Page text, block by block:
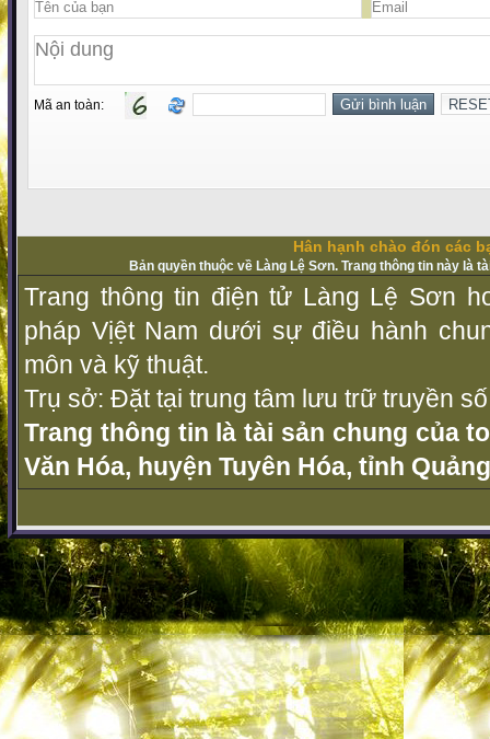
Mã an toàn:
Hân hạnh chào đón các
Bản quyền thuộc về Làng Lệ Sơn. Trang thông tin này là
Trang thông tin điện tử Làng Lệ Sơn
pháp Vịệt Nam dưới sự điều hành
môn và kỹ thuật.
Trụ sở: Đặt tại trung tâm lưu trữ truyền
Trang thông tin là tài sản chung của
Văn Hóa, huyện Tuyên Hóa, tỉnh